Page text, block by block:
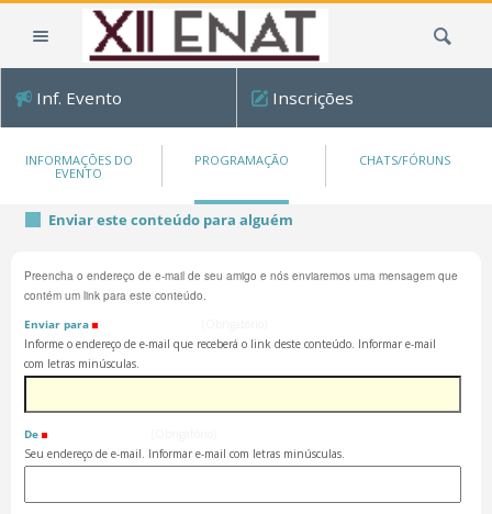
Inf. Evento Inscrições
INFORMAÇÕES DO
EVENTO
PROGRAMAÇÃO CHATS/FÓRUNS
Enviar este conteúdo para alguém
Preencha o endereço de e-mail de seu amigo e nós enviaremos uma mensagem que
contém um link para este conteúdo.
Enviar para
Informe o endereço de e-mail que receberá o link deste conteúdo. Informar e-mail
com letras minúsculas.
De
Seu endereço de e-mail. Informar e-mail com letras minúsculas.